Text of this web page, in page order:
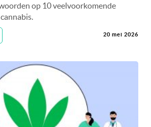
op 10 veelvoorkomende
20 mei 2026